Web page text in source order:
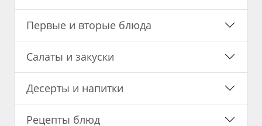
Первые и вторые блюда
Салаты и закуски
Десерты и напитки
Рецепты блюд